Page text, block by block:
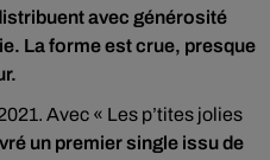
avec générosité
La forme est crue, presque
Avec « Les p’tites jolies
un premier single issu de